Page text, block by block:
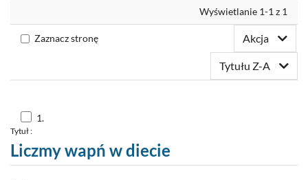
Zaproponuj zakup
Wyświetlanie 1-1 z 1
Zaznacz stronę Akcja
Tytułu Z-A
Skocz
do
1
1.
Tytuł :
Liczmy wapń w diecie